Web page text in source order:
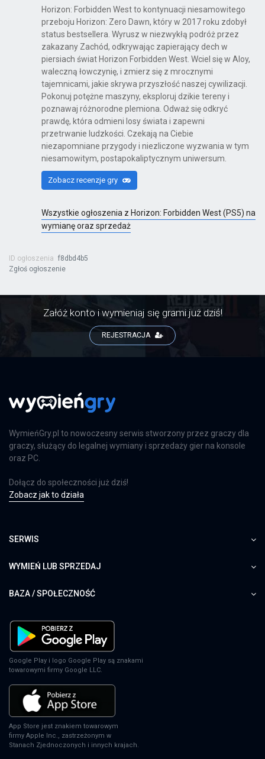
Horizon: Forbidden West to kontynuacji niesamowitego
przeboju Horizon: Zero Dawn, który w 2017 roku zdobył
status bestsellera. Wyrusz w niezwykłą podróż przez
zakazany Zachód, odkrywając zapierający dech w
piersiach świat Horizon Forbidden West. Wciel się w Aloy,
waleczną łowczynię, i zmierz się z mrocznymi
tajemnicami, jakie skrywa przyszłość naszej cywilizacji.
Pokonuj potężne maszyny, eksploruj dzikie tereny i
poznawaj różnorodne plemiona. Odważ się odkryć
prawdę, która odmieni losy świata i zapewni
przetrwanie ludzkości. Czekają na Ciebie
niezapomniane przygody i niezliczone wyzwania w tym
niesamowitym, postapokaliptycznym uniwersum.
Zobacz recenzje gry
Wszystkie ogłoszenia z Horizon: Forbidden West (PS5) na
wymianę oraz sprzedaż
ID ogłoszenia f8dbd4b5
Zgłoś ogłoszenie
Załóż konto i wymieniaj się grami już dziś!
REJESTRACJA
WymieńGry.pl to nowoczesny serwis stworzony przez graczy dla
graczy, służący do legalnej wymiany i sprzedaży gier na konsole
oraz PC.
Dołącz do społeczności już dziś!
Zobacz jak to działa
SERWIS
WYMIEŃ LUB SPRZEDAJ
BAZA / SPOŁECZNOŚĆ
Google Play i logo Google Play są znakami
towarowymi firmy Google LLC.
App Store jest znakiem towarowym
firmy Apple Inc., zastrzeżonym w
Stanach Zjednoczonych i innych krajach.